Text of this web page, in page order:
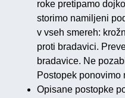
roke pretipamo
storimo namiljeni
v vseh smereh:
proti bradavici.
bradavice. Ne
Postopek ponovimo
Opisane postopke